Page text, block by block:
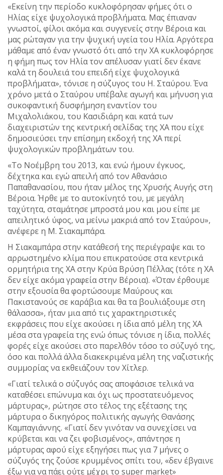
«Εκείνη την περίοδο κυκλοφόρησαν φήμες ότι ο
Ηλίας είχε ψυχολογικά προβλήματα. Μας έπιαναν
γνωστοί, φίλοι ακόμα και συγγενείς στην Βέροια και
μας ρώταγαν για την ψυχική υγεία του Ηλία. Αργότερα
μάθαμε από έναν γνωστό ότι από την ΧΑ κυκλοφόρησε
η φήμη πως τον Ηλία τον απέλυσαν γιατί δεν έκανε
καλά τη δουλειά του επειδή είχε ψυχολογικά
προβλήματα», τόνισε η σύζυγος του Η. Σταύρου. Ένα
χρόνο μετά ο Σταύρου υπέβαλε αγωγή και μήνυση για
συκοφαντική δυσφήμηση εναντίον του
Μιχαλολιάκου, του Κασιδιάρη και κατά των
διαχειριστών της κεντρική σελίδας της ΧΑ που είχε
δημοσιεύσει την επίσημη εκδοχή της ΧΑ περί
ψυχολογικών προβλημάτων του.
«Το Νοέμβρη του 2013, και ενώ ήμουν έγκυος,
δέχτηκα και εγώ απειλή από τον Αθανάσιο
Παπαθανασίου, που ήταν μέλος της Χρυσής Αυγής στη
Βέροια. Ήρθε με το αυτοκίνητό του, με μεγάλη
ταχύτητα, σταμάτησε μπροστά μου και μου είπε με
απειλητικό ύφος, να μείνω μακριά από τον Σταύρου»,
ανέφερε η Μ. Σιακαμπάρα.
Η Σιακαμπάρα στην κατάθεσή της περιέγραψε και το
αρρωστημένο κλίμα που επικρατούσε στα κεντρικά
ορμητήρια της ΧΑ στην Κρύα Βρύση Πέλλας (τότε η ΧΑ
δεν είχε ακόμα γραφεία στην Βέροια). «Όταν έρθουμε
στην εξουσία θα φορτώσουμε Μαύρους και
Πακιστανούς σε καράβια και θα τα βουλιάξουμε στη
θάλασσα», ήταν μια από τις χαρακτηριστικές
εκφράσεις που είχε ακούσει η ίδια από μέλη της ΧΑ
μέσα στα γραφεία της ενώ όπως τόνισε η ίδια, πολλές
φορές είχε ακούσει στο παρελθόν τόσο το σύζυγό της,
όσο και πολλά άλλα διακεκριμένα μέλη της ναζιστικής
συμμορίας να εκθειάζουν τον Χίτλερ.
«Γιατί τελικά ο σύζυγός σας αποφάσισε τελικά να
καταθέσει επώνυμα και όχι ως προστατευόμενος
μάρτυρας», ρώτησε στο τέλος της εξέτασης της
μάρτυρα ο δικηγόρος πολιτικής αγωγής Θανάσης
Καμπαγιάννης. «Γιατί δεν γινόταν να συνεχίσει να
κρύβεται και να ζει φοβισμένος», απάντησε η
μάρτυρας αφού είχε εξηγήσει πως για 7 μήνες ο
σύζυγός της ζούσε κρυμμένος σπίτι του, «δεν έβγαινε
έξω για να πάει ούτε μέχρι το super market»